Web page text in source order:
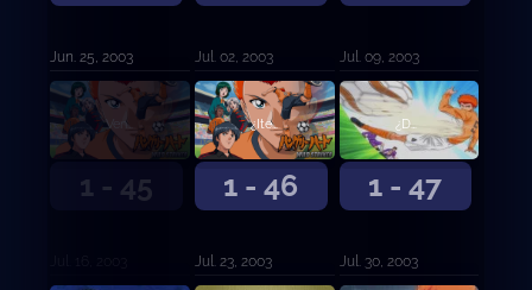
Jun. 25, 2003 Jul. 02, 2003 Jul. 09, 2003
1 - 45
Ven y tráelo
1 - 46
¿Itemea fútbol?
Jul. 23, 2003
1 - 47
¿Dónde planeas llevarme?
Jul. 30, 2003